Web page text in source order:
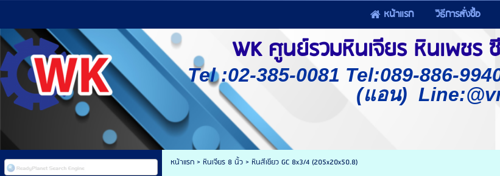
หน้าแรก วิธีการสั่งซื้อ
WK ศูนย์รวมหินเจียร หินเพชร
Tel :02-385-0081 Tel:089-886-
(แอน)
หน้าแรก> หินเจียร 8 นิ้ว> หินสีเขียว GC 8x3/4 (205x20x50.8)